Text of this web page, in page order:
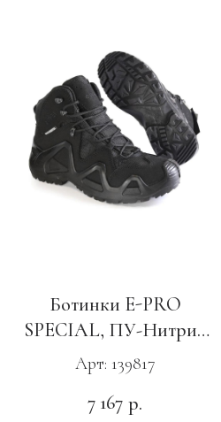
Ботинки E-PRO
SPECIAL, ПУ-Нитрил
с КС черные
Арт: 139817
7 167 р.